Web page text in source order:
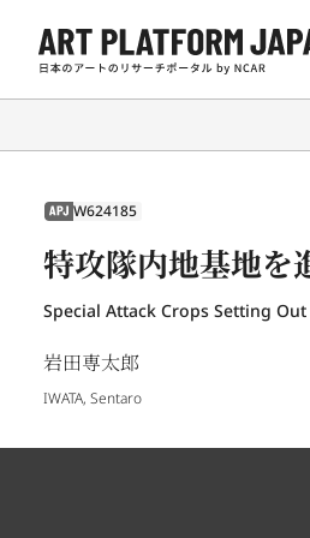
APJ W624185
特攻隊内地基地を
Special Attack Crops Setting
岩田専太郎
IWATA, Sentaro